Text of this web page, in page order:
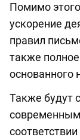
Помимо
ускорение
правил
также
основанного
Также будут